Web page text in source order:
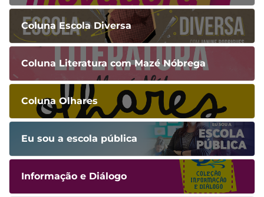
Coluna Escola Diversa
Coluna Literatura com Mazé Nóbrega
Coluna Olhares
Eu sou a escola pública
Informação e Diálogo